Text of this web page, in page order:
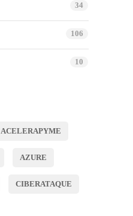
34
106
10
ACELERAPYME
AZURE
CIBERATAQUE